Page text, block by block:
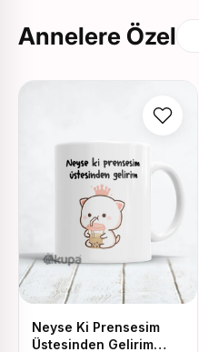
Annelere Özel
Neyse Ki Prensesim
Üstesinden Gelirim